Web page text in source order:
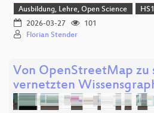
Ausbildung, Lehre, Open Science
2026-03-27
101
Florian Stender
Von OpenStreetMap zu
vernetzten